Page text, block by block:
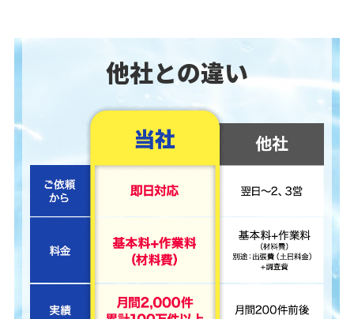
他社との違い